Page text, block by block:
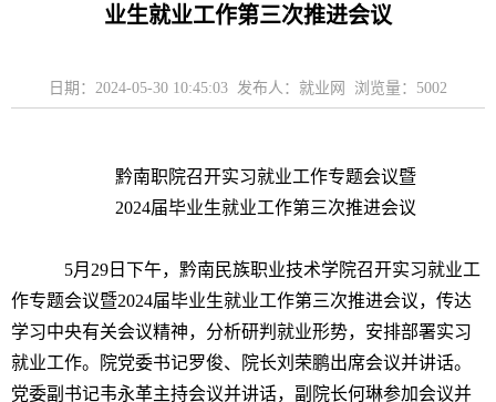
业生就业工作第三次推进会议
日期：2024-05-30 10:45:03 发布人：就业网 浏览量： 5002
黔南职院召开实习就业工作专题会议暨
2024届毕业生就业工作第三次推进会议
5月29日下午，黔南民族职业技术学院召开实习就业工
作专题会议暨2024届毕业生就业工作第三次推进会议，传达
学习中央有关会议精神，分析研判就业形势，安排部署实习
就业工作。院党委书记罗俊、院长刘荣鹏出席会议并讲话。
党委副书记韦永革主持会议并讲话，副院长何琳参加会议并